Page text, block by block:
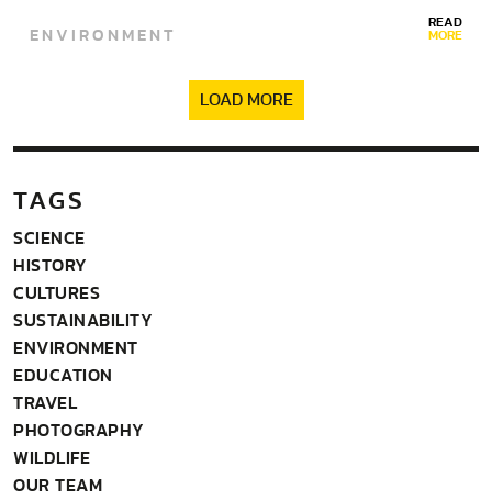
ENVIRONMENT READ
MORE
LOAD MORE
TAGS
SCIENCE
HISTORY
CULTURES
SUSTAINABILITY
ENVIRONMENT
EDUCATION
TRAVEL
PHOTOGRAPHY
WILDLIFE
OUR TEAM